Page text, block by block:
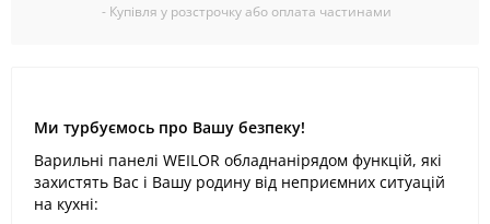
- Купівля у розстрочку або оплата частинами
Ми турбуємось про Вашу безпеку!
Варильні панелі WEILOR обладнанірядом функцій, які
захистять Вас і Вашу родину від неприємних ситуацій
на кухні: